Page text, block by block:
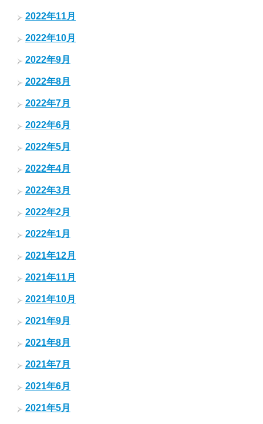
2022年11月
2022年10月
2022年9月
2022年8月
2022年7月
2022年6月
2022年5月
2022年4月
2022年3月
2022年2月
2022年1月
2021年12月
2021年11月
2021年10月
2021年9月
2021年8月
2021年7月
2021年6月
2021年5月